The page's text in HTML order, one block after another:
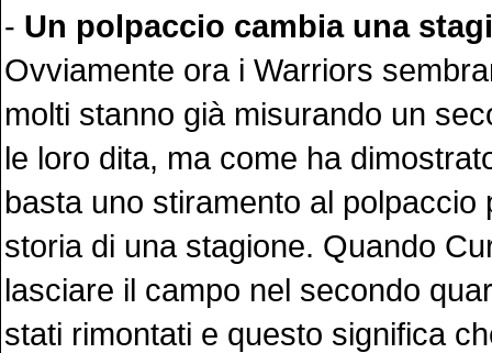
- Un polpaccio cambia una
Ovviamente ora i Warriors
molti stanno già misurando un
le loro dita, ma come ha
basta uno stiramento al polpaccio
storia di una stagione. Quando
lasciare il campo nel secondo
stati rimontati e questo significa